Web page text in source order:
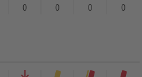
0 0 0 0